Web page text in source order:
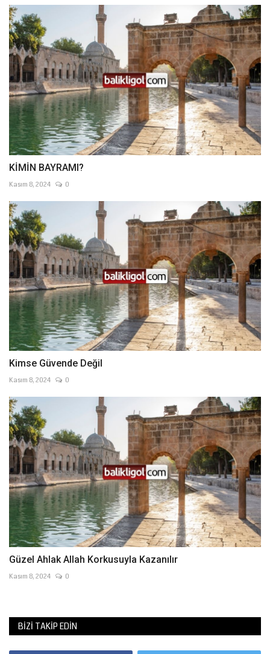
KİMİN BAYRAMI?
Kasım 8, 2024 0
Kimse Güvende Değil
Kasım 8, 2024 0
Güzel Ahlak Allah Korkusuyla Kazanılır
Kasım 8, 2024 0
BIZI TAKIP EDIN